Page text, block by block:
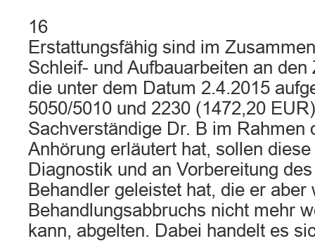
16
Erstattungsfähig sind im
Schleif- und Aufbauarbeiten an
die unter dem Datum 2.4.2015
5050/5010 und 2230 (1472,20
Sachverständige Dr. B im Rahmen
Anhörung erläutert hat, sollen
Diagnostik und an Vorbereitung
Behandler geleistet hat, die er aber
Behandlungsabbruchs nicht mehr
kann, abgelten. Dabei handelt es